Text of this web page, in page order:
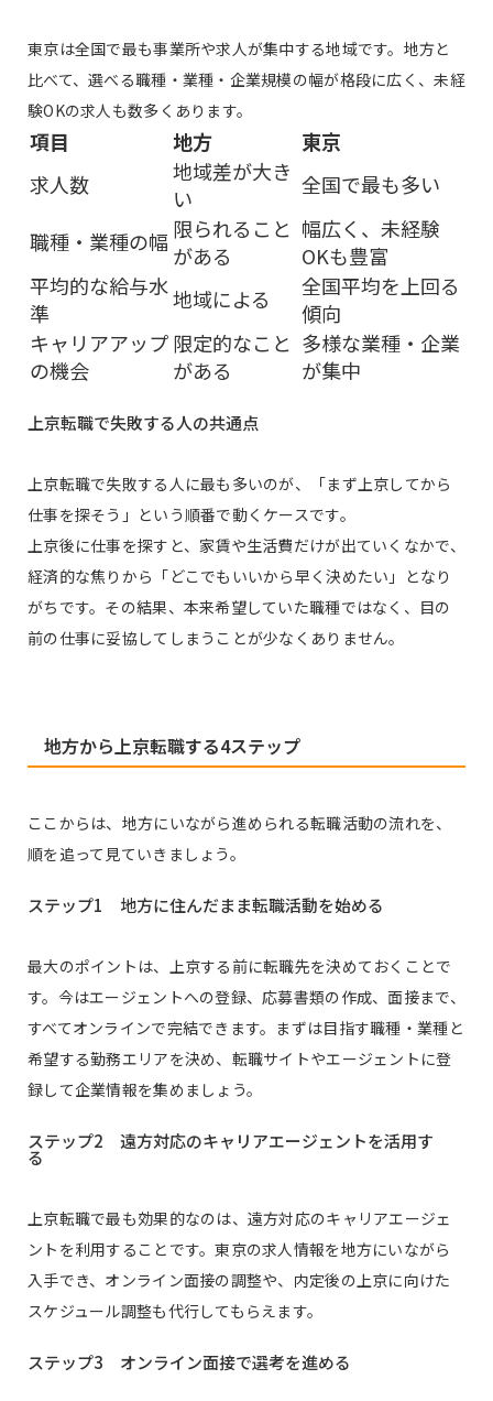
東京は全国で最も事業所や求人が集中する地域です。地方と
比べて、選べる職種・業種・企業規模の幅が格段に広く、未経
験OKの求人も数多くあります。
項目 地方
東京
求人数
地域差が大き
い
全国で最も多い
職種・業種の幅 限られること
がある
幅広く、未経験
OKも豊富
平均的な給与水
準
地域による
全国平均を上回る
傾向
キャリアアップ
の機会
限定的なこと
がある
多様な業種・企業
が集中
上京転職で失敗する人の共通点
上京転職で失敗する人に最も多いのが、「まず上京してから
仕事を探そう」という順番で動くケースです。
上京後に仕事を探すと、家賃や生活費だけが出ていくなかで、
経済的な焦りから「どこでもいいから早く決めたい」となり
がちです。その結果、本来希望していた職種ではなく、目の
前の仕事に妥協してしまうことが少なくありません。
地方から上京転職する4ステップ
ここからは、地方にいながら進められる転職活動の流れを、
順を追って見ていきましょう。
ステップ1 地方に住んだまま転職活動を始める
最大のポイントは、上京する前に転職先を決めておくことで
す。今はエージェントへの登録、応募書類の作成、面接まで、
すべてオンラインで完結できます。まずは目指す職種・業種と
希望する勤務エリアを決め、転職サイトやエージェントに登
録して企業情報を集めましょう。
ステップ2 遠方対応のキャリアエージェントを活用す
る
上京転職で最も効果的なのは、遠方対応のキャリアエージェ
ントを利用することです。東京の求人情報を地方にいながら
入手でき、オンライン面接の調整や、内定後の上京に向けた
スケジュール調整も代行してもらえます。
ステップ3 オンライン面接で選考を進める